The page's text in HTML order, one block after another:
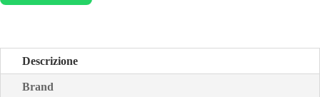
Descrizione
Brand